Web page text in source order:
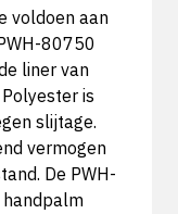
voldoen aan
80750
liner van
is
slijtage.
vermogen
De PWH-